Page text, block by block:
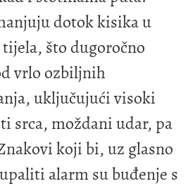
dotok kisika u
što dugoročno
vrlo ozbiljnih
uključujući visoki
srca, moždani udar, pa
koji bi, uz glasno
alarm su buđenje s